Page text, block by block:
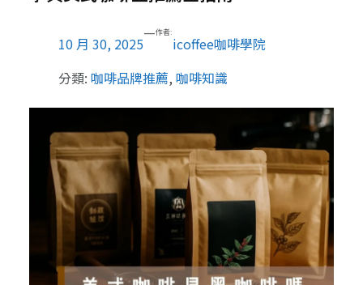
10 月 30, 2025
—作者:
icoffee咖啡學院
分類: 咖啡品牌推薦, 咖啡知識